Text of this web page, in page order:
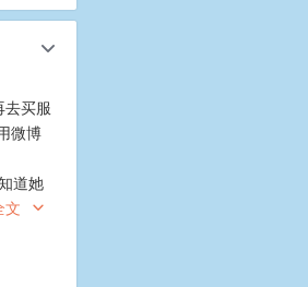
c
去买服
微博
道她
文 c